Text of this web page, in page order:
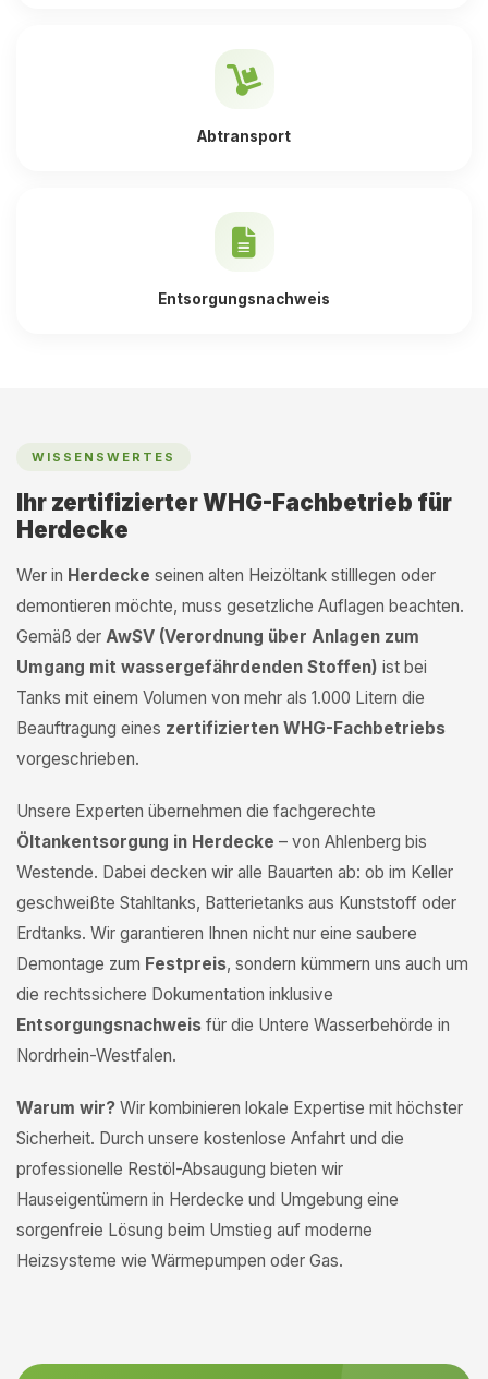
Abtransport
Entsorgungsnachweis
WISSENSWERTES
Ihr zertifizierter WHG-Fachbetrieb für
Herdecke
Wer in Herdecke seinen alten Heizöltank stilllegen oder
demontieren möchte, muss gesetzliche Auflagen beachten.
Gemäß der AwSV (Verordnung über Anlagen zum
Umgang mit wassergefährdenden Stoffen) ist bei
Tanks mit einem Volumen von mehr als 1.000 Litern die
Beauftragung eines zertifizierten WHG-Fachbetriebs
vorgeschrieben.
Unsere Experten übernehmen die fachgerechte
Öltankentsorgung in Herdecke – von Ahlenberg bis
Westende. Dabei decken wir alle Bauarten ab: ob im Keller
geschweißte Stahltanks, Batterietanks aus Kunststoff oder
Erdtanks. Wir garantieren Ihnen nicht nur eine saubere
Demontage zum Festpreis, sondern kümmern uns auch um
die rechtssichere Dokumentation inklusive
Entsorgungsnachweis für die Untere Wasserbehörde in
Nordrhein-Westfalen.
Warum wir? Wir kombinieren lokale Expertise mit höchster
Sicherheit. Durch unsere kostenlose Anfahrt und die
professionelle Restöl-Absaugung bieten wir
Hauseigentümern in Herdecke und Umgebung eine
sorgenfreie Lösung beim Umstieg auf moderne
Heizsysteme wie Wärmepumpen oder Gas.